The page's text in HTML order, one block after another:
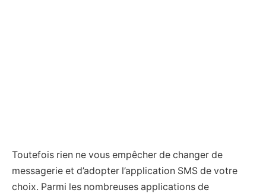
Toutefois rien ne vous empêcher de changer de
messagerie et d’adopter l’application SMS de votre
choix. Parmi les nombreuses applications de